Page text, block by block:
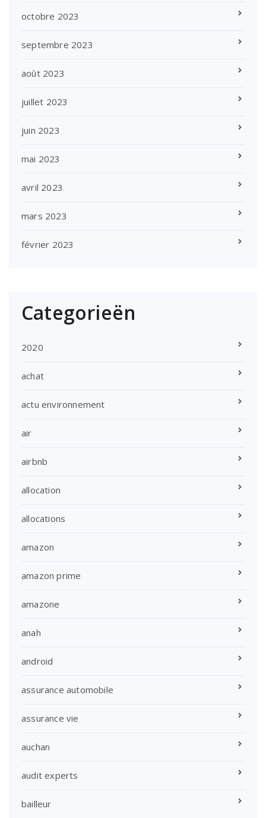
octobre 2023
septembre 2023
août 2023
juillet 2023
juin 2023
mai 2023
avril 2023
mars 2023
février 2023
Categorieën
2020
achat
actu environnement
air
airbnb
allocation
allocations
amazon
amazon prime
amazone
anah
android
assurance automobile
assurance vie
auchan
audit experts
bailleur